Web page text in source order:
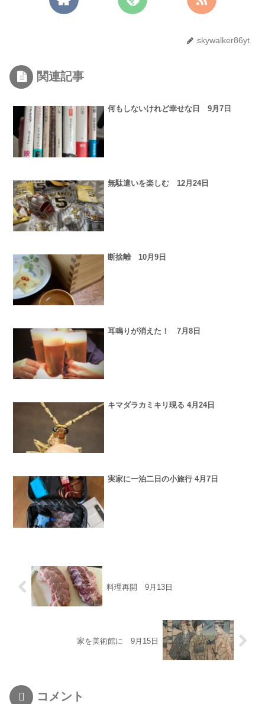
skywalker86yt
関連記事
何もしないけれど幸せな日 9月7日
無駄遣いを楽しむ 12月24日
断捨離 10月9日
耳鳴りが消えた！ 7月8日
キマダラカミキリ現る 4月24日
実家に一泊二日の小旅行 4月7日
料理再開 9月13日
家を美術館に 9月15日
コメント